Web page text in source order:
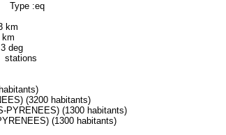
:eq
km
stations
(3200 habitants)
PYRENEES) (1300 habitants)
(1300 habitants)